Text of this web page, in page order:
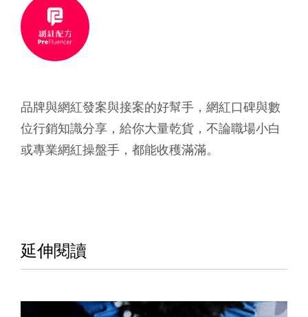
品牌與網紅發案與接案的好幫手，網紅口碑與數
位行銷知識分享， 給你大量乾貨，不論職場小白
或專業網紅操盤手，都能收穫滿滿。
延伸閱讀